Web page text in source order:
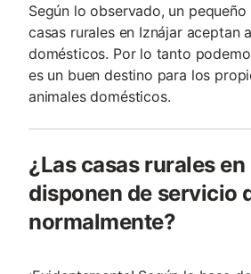
Según lo observado, un
casas rurales en Iznájar aceptan
domésticos. Por lo tanto
es un buen destino para los
animales domésticos.
¿Las casas rurales
disponen de servicio
normalmente?